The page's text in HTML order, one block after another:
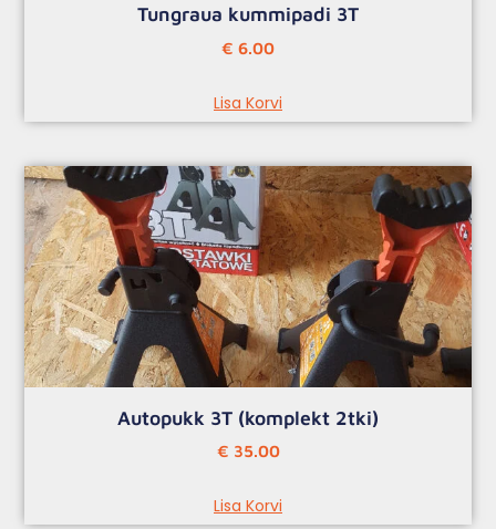
Tungraua kummipadi 3T
€ 6.00
Lisa Korvi
Autopukk 3T (komplekt 2tki)
€ 35.00
Lisa Korvi